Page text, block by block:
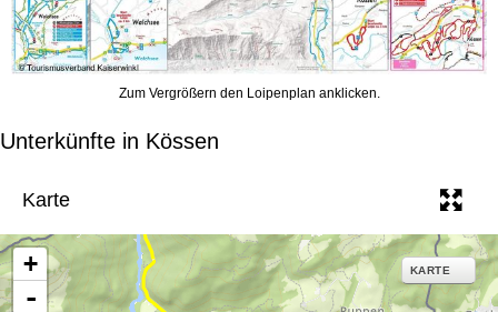
Zum Vergrößern den Loipenplan anklicken.
Unterkünfte in Kössen
Karte
+
-
KARTE